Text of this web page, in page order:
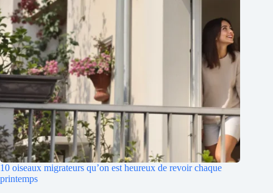
10 oiseaux migrateurs qu’on est heureux de revoir chaque
printemps